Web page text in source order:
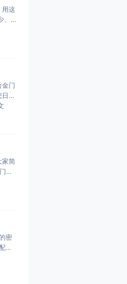
用这
金门
后
家简
窗
密
件